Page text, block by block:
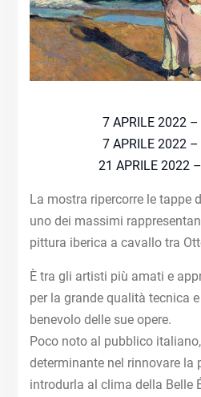
7 APRILE 2022
7 APRILE 2022
21 APRILE 2022
La mostra ripercorre le tappe
uno dei massimi
pittura iberica a cavallo tra
È tra gli artisti più amati e
per la grande qualità tecnica
benevolo delle sue opere.
Poco noto al pubblico
determinante nel rinnovare la
introdurla al clima della Belle